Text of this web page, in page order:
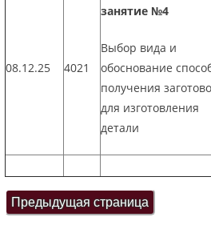
08.12.25 4021
занятие №4
Выбор вида и
обоснование
получения
для изготовления
детали